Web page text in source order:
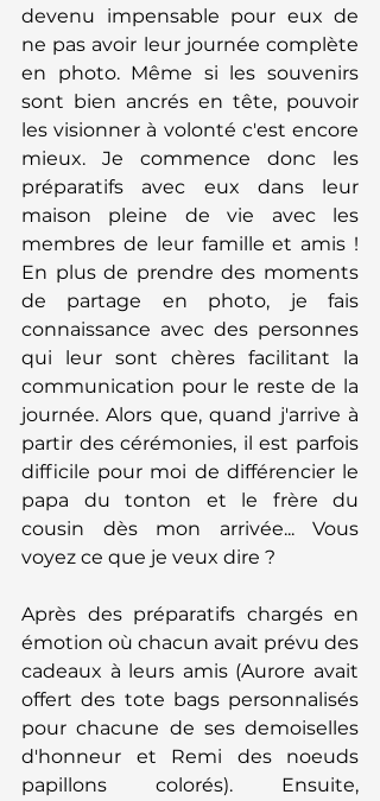
devenu impensable pour eux de
ne pas avoir leur journée complète
en photo. Même si les souvenirs
sont bien ancrés en tête, pouvoir
les visionner à volonté c'est encore
mieux. Je commence donc les
préparatifs avec eux dans leur
maison pleine de vie avec les
membres de leur famille et amis !
En plus de prendre des moments
de partage en photo, je fais
connaissance avec des personnes
qui leur sont chères facilitant la
communication pour le reste de la
journée. Alors que, quand j'arrive à
partir des cérémonies, il est parfois
difficile pour moi de différencier le
papa du tonton et le frère du
cousin dès mon arrivée... Vous
voyez ce que je veux dire ?
Après des préparatifs chargés en
émotion où chacun avait prévu des
cadeaux à leurs amis (Aurore avait
offert des tote bags personnalisés
pour chacune de ses demoiselles
d'honneur et Remi des noeuds
papillons colorés). Ensuite,